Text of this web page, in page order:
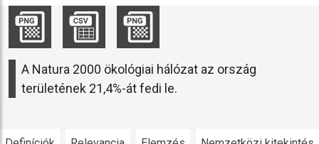
A Natura 2000 ökológiai hálózat az ország
területének 21,4%-át fedi le.